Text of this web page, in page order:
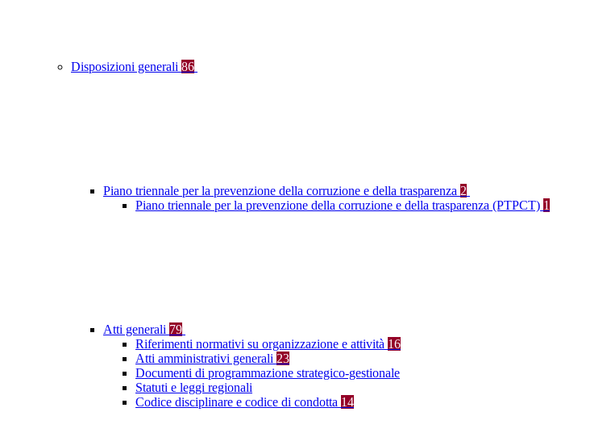
Disposizioni generali 86
Piano triennale per la prevenzione della corruzione e della trasparenza 2
Piano triennale per la prevenzione della corruzione e della trasparenza (PTPCT) 1
Atti generali 79
Riferimenti normativi su organizzazione e attività 16
Atti amministrativi generali 23
Documenti di programmazione strategico-gestionale
Statuti e leggi regionali
Codice disciplinare e codice di condotta 14